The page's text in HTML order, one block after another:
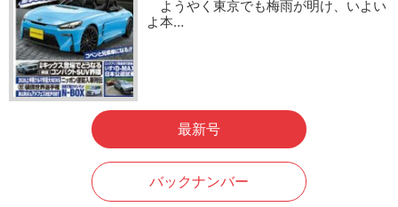
ようやく東京でも梅雨が明け、いよい
よ本…
最新号
バックナンバー